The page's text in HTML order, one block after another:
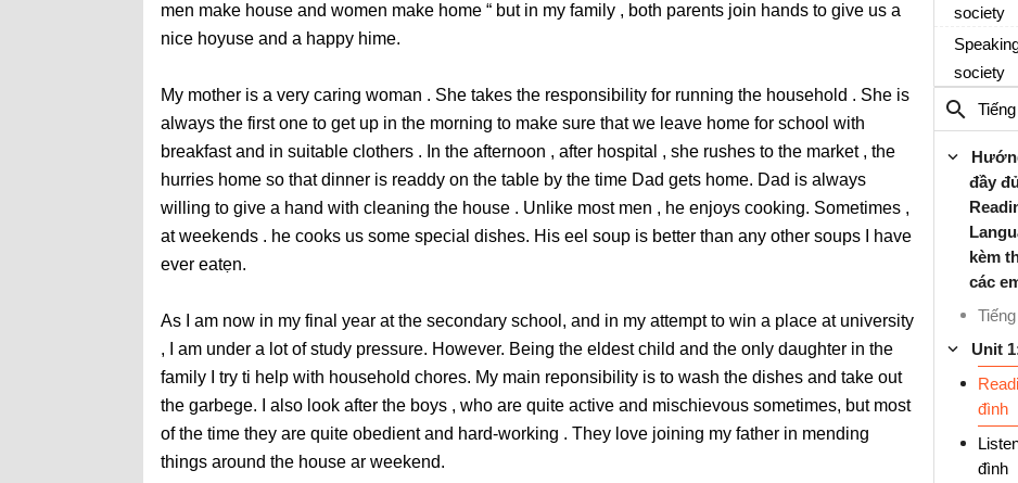
men make house and women make home “ but in my family , both parents join hands to give us a
nice hoyuse and a happy hime.
My mother is a very caring woman . She takes the responsibility for running the household . She is
always the first one to get up in the morning to make sure that we leave home for school with
breakfast and in suitable clothers . In the afternoon , after hospital , she rushes to the market , the
hurries home so that dinner is readdy on the table by the time Dad gets home. Dad is always
willing to give a hand with cleaning the house . Unlike most men , he enjoys cooking. Sometimes ,
at weekends . he cooks us some special dishes. His eel soup is better than any other soups I have
ever eatẹn.
As I am now in my final year at the secondary school, and in my attempt to win a place at university
, I am under a lot of study pressure. However. Being the eldest child and the only daughter in the
family I try ti help with household chores. My main reponsibility is to wash the dishes and take out
the garbege. I also look after the boys , who are quite active and mischievous sometimes, but most
of the time they are quite obedient and hard-working . They love joining my father in mending
things around the house ar weekend.
society
society
đầy
kèm
các
Unit
đình
đình